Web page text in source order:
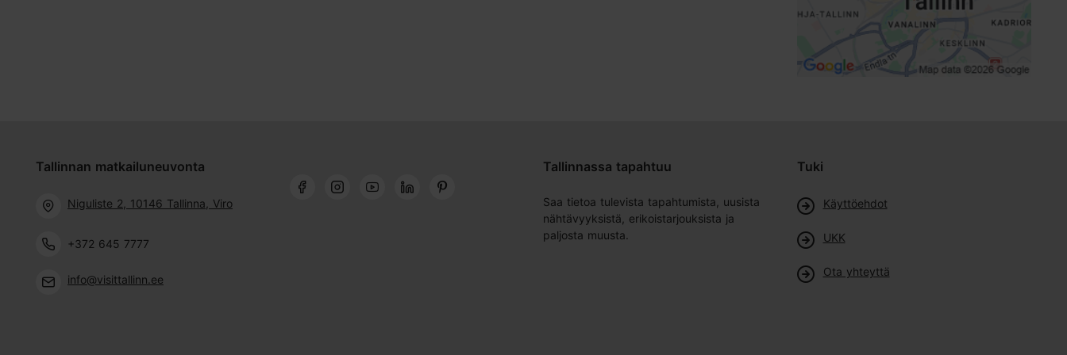
Tallinnan matkailuneuvonta
Niguliste 2, 10146 Tallinna, Viro
+372 645 7777
info@visittallinn.ee
Tallinnassa tapahtuu
Saa tietoa tulevista tapahtumista, uusista
nähtävyyksistä, erikoistarjouksista ja
paljosta muusta.
Tuki
Käyttöehdot
UKK
Ota yhteyttä